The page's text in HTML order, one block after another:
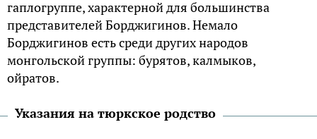
гаплогруппе, характерной для большинства
представителей Борджигинов. Немало
Борджигинов есть среди других народов
монгольской группы: бурятов, калмыков,
ойратов.
Указания на тюркское родство